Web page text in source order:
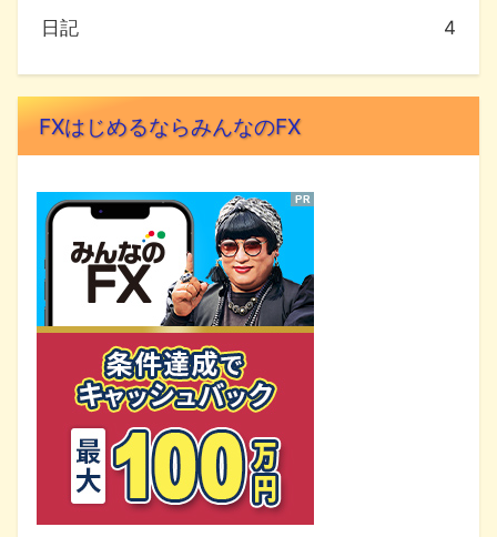
日記 4
FXはじめるならみんなのFX